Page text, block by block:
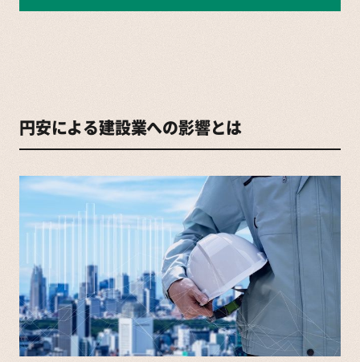
円安による建設業への影響とは